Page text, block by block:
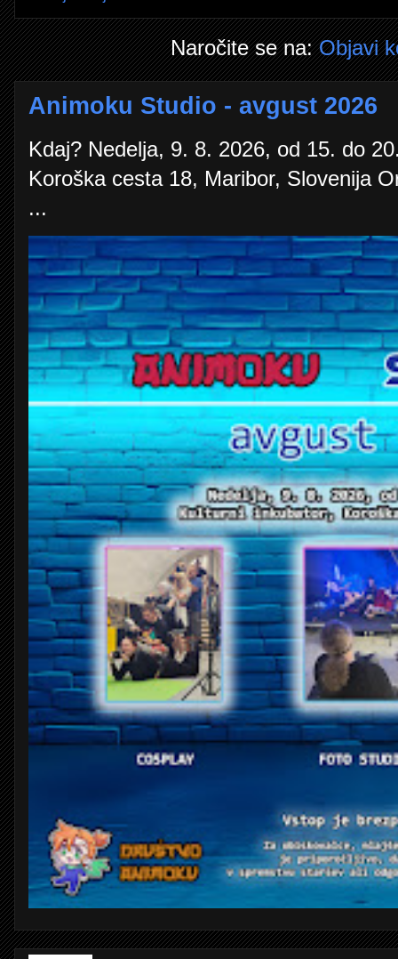
Naročite se na:Objavi
Animoku Studio - avgust 2026
Kdaj? Nedelja, 9. 8. 2026, od 15. do
Koroška cesta 18, Maribor, Slovenija
...